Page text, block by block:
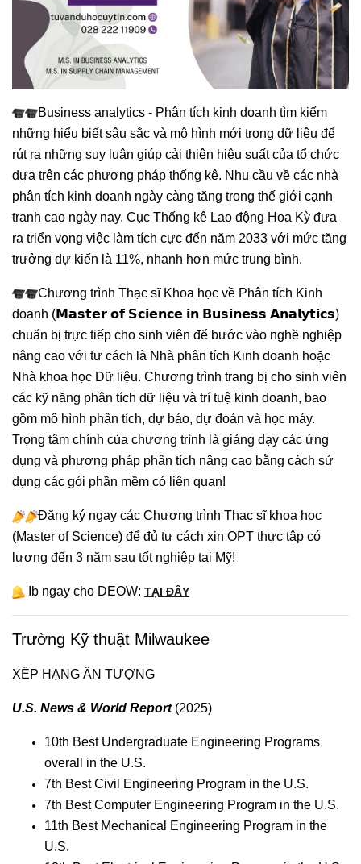
Business analytics - Phân tích kinh doanh tìm kiếm
những hiểu biết sâu sắc và mô hình mới trong dữ liệu để
rút ra những suy luận giúp cải thiện hiệu suất của tổ chức
dựa trên các phương pháp thống kê. Nhu cầu về các nhà
phân tích kinh doanh ngày càng tăng trong thế giới cạnh
tranh cao ngày nay. Cục Thống kê Lao động Hoa Kỳ đưa
ra triển vọng việc làm tích cực đến năm 2033 với mức tăng
trưởng dự kiến ​​là 11%, nhanh hơn mức trung bình.
Chương trình Thạc sĩ Khoa học về Phân tích Kinh
doanh (𝗠𝗮𝘀𝘁𝗲𝗿 𝗼𝗳 𝗦𝗰𝗶𝗲𝗻𝗰𝗲 𝗶𝗻 𝗕𝘂𝘀𝗶𝗻𝗲𝘀𝘀 𝗔𝗻𝗮𝗹𝘆𝘁𝗶𝗰𝘀)
chuẩn bị trực tiếp cho sinh viên để bước vào nghề nghiệp
nâng cao với tư cách là Nhà phân tích Kinh doanh hoặc
Nhà khoa học Dữ liệu. Chương trình trang bị cho sinh viên
các kỹ năng phân tích dữ liệu và trí tuệ kinh doanh, bao
gồm mô hình phân tích, dự báo, dự đoán và học máy.
Trọng tâm chính của chương trình là giảng dạy các ứng
dụng và phương pháp phân tích nâng cao bằng cách sử
dụng các gói phần mềm có liên quan!
Đăng ký ngay các Chương trình Thạc sĩ khoa học
(Master of Science) để đủ tư cách xin OPT thực tập có
lương đến 3 năm sau tốt nghiệp tại Mỹ!
Ib ngay cho DEOW: TẠI ĐÂY
Trường Kỹ thuật Milwaukee
XẾP HẠNG ẤN TƯỢNG
U.S. News & World Report (2025)
10th Best Undergraduate Engineering Programs
overall in the U.S.
7th Best Civil Engineering Program in the U.S.
7th Best Computer Engineering Program in the U.S.
11th Best Mechanical Engineering Program in the
U.S.